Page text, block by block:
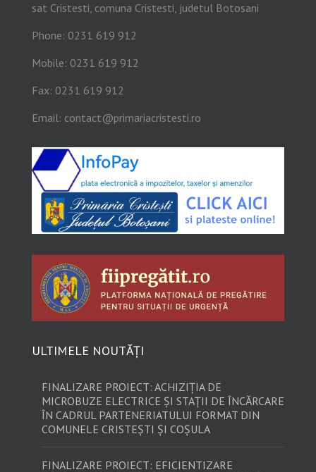
sat Cristesti, comuna Cristesti, judetul Botosani
Phone: 0231 619 912
Mobile: 0231 619 912
Fax: 0231 619 912
Email: contact@primariacristesti.ro
ULTIMELE NOUTĂȚI
FINALIZARE PROIECT: ACHIZIȚIA DE
MICROBUZE ELECTRICE ȘI STAȚII DE ÎNCĂRCARE
ÎN CADRUL PARTENERIATULUI FORMAT DIN
COMUNELE CRISTEȘTI ȘI COȘULA
FINALIZARE PROIECT: EFICIENTIZARE